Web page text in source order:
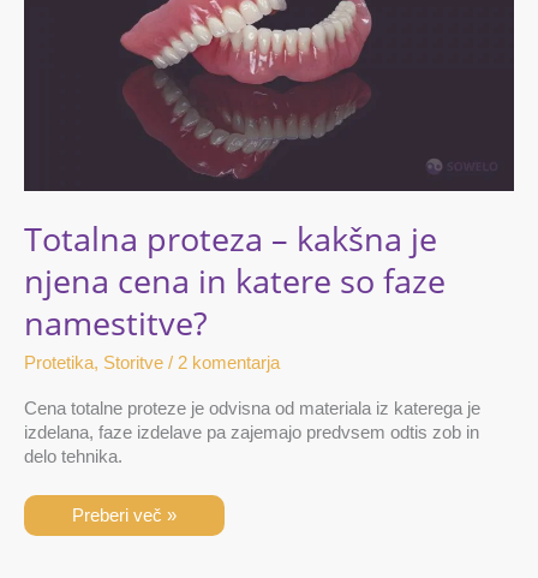
Totalna proteza – kakšna je
njena cena in katere so faze
namestitve?
Protetika, Storitve / 2 komentarja
Cena totalne proteze je odvisna od materiala iz katerega je
izdelana, faze izdelave pa zajemajo predvsem odtis zob in
delo tehnika.
namestitve?
Preberi več »